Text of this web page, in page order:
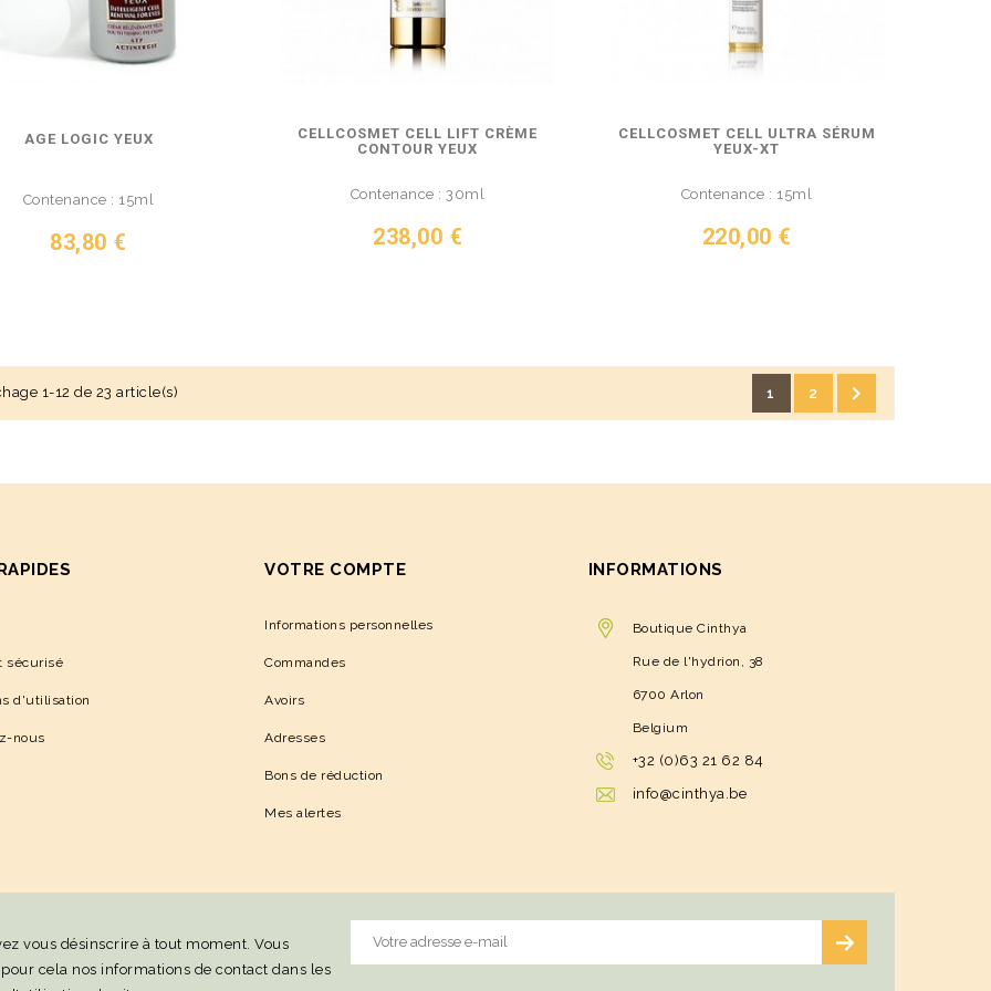
AGE LOGIC YEUX
Contenance : 15ml
Prix
83,80 €
LE PRODUIT
CELLCOSMET CELL LIFT CRÈME
CONTOUR YEUX
Contenance : 30ml
Prix
238,00 €
VOIR LE PRODUIT
CELLCOSMET CELL ULTRA SÉRUM
YEUX-XT
Contenance : 15ml
Prix
220,00 €
VOIR LE PRODUIT
1-12 de 23 article(s) 1 2 
sécurisé
d'utilisation
nous
VOTRE COMPTE
Informations personnelles
Commandes
Avoirs
Adresses
Bons de réduction
Mes alertes
INFORMATIONS
Boutique Cinthya
Rue de l'hydrion, 38
6700 Arlon
Belgium
+32 (0)63 21 62 84
info@cinthya.be
vous désinscrire à tout moment. Vous
cela nos informations de contact dans les